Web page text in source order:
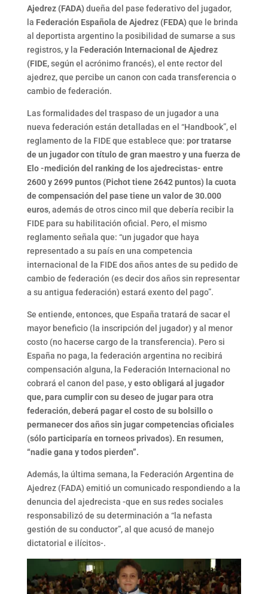
Ajedrez (FADA) dueña del pase federativo del jugador,
la Federación Española de Ajedrez (FEDA) que le brinda
al deportista argentino la posibilidad de sumarse a sus
registros, y la Federación Internacional de Ajedrez
(FIDE,según el acrónimo francés), el ente rector del
ajedrez, que percibe un canon con cada transferencia o
cambio de federación.
Las formalidades del traspaso de un jugador a una
nueva federación están detalladas en el “Handbook”, el
reglamento de la FIDE que establece que: por tratarse
de un jugador con título de gran maestro y una fuerza de
Elo -medición del ranking de los ajedrecistas- entre
2600 y 2699 puntos (Pichot tiene 2642 puntos) la cuota
de compensación del pase tiene un valor de 30.000
euros, además de otros cinco mil que debería recibir la
FIDE para su habilitación oficial. Pero, el mismo
reglamento señala que: “un jugador que haya
representado a su país en una competencia
internacional de la FIDE dos años antes de su pedido de
cambio de federación (es decir dos años sin representar
a su antigua federación) estará exento del pago”.
Se entiende, entonces, que España tratará de sacar el
mayor beneficio (la inscripción del jugador) y al menor
costo (no hacerse cargo de la transferencia). Pero si
España no paga, la federación argentina no recibirá
compensación alguna, la Federación Internacional no
cobrará el canon del pase, yesto obligará al jugador
que, para cumplir con su deseo de jugar para otra
federación, deberá pagar el costo de su bolsillo o
permanecer dos años sin jugar competencias oficiales
(sólo participaría en torneos privados). En resumen,
“nadie gana y todos pierden”.
Además, la última semana, la Federación Argentina de
Ajedrez (FADA) emitió un comunicado respondiendo a la
denuncia del ajedrecista -que en sus redes sociales
responsabilizó de su determinación a “la nefasta
gestión de su conductor”, al que acusó de manejo
dictatorial e ilícitos-.